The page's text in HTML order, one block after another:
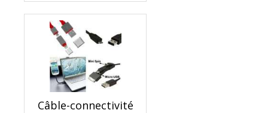
Câble-connectivité